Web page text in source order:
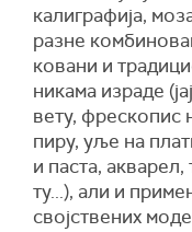
ка­ли­гра­фи­ја,
раз­не
ко­ва­ни и
ни­ка­ма из­ра­де
ве­ту, фре­ско­пис
пи­ру, уље на
и па­ста,
ту...), али и
свој­стве­них